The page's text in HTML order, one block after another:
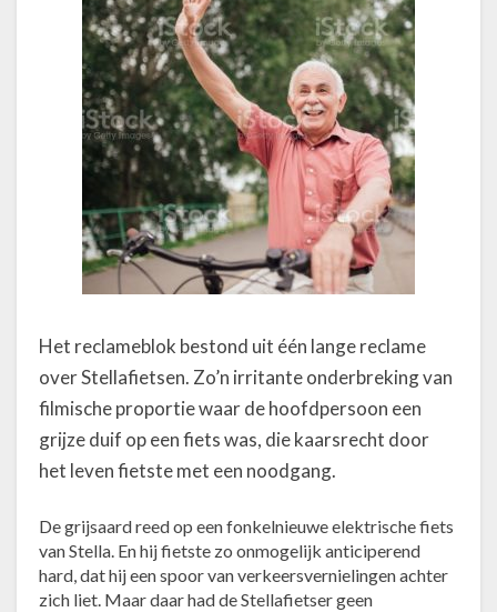
Het reclameblok bestond uit één lange reclame
over Stellafietsen. Zo’n irritante onderbreking van
filmische proportie waar de hoofdpersoon een
grijze duif op een fiets was, die kaarsrecht door
het leven fietste met een noodgang.
De grijsaard reed op een fonkelnieuwe elektrische fiets
van Stella. En hij fietste zo onmogelijk anticiperend
hard, dat hij een spoor van verkeersvernielingen achter
zich liet. Maar daar had de Stellafietser geen